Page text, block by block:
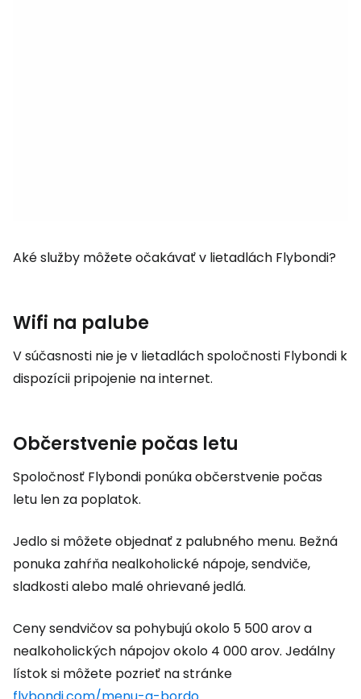
Aké služby môžete očakávať v lietadlách Flybondi?
Wifi na palube
V súčasnosti nie je v lietadlách spoločnosti Flybondi k
dispozícii pripojenie na internet.
Občerstvenie počas letu
Spoločnosť Flybondi ponúka občerstvenie počas
letu len za poplatok.
Jedlo si môžete objednať z palubného menu. Bežná
ponuka zahŕňa nealkoholické nápoje, sendviče,
sladkosti alebo malé ohrievané jedlá.
Ceny sendvičov sa pohybujú okolo 5 500 arov a
nealkoholických nápojov okolo 4 000 arov. Jedálny
lístok si môžete pozrieť na stránke